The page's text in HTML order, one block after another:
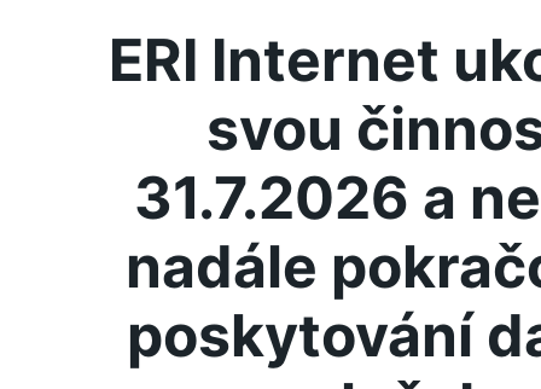
ERI Internet
svou
31.7.2026 a
nadále
poskytování